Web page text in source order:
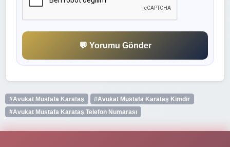
💬 Yorumu Gönder
#Avukat Mustafa Karataş
#Avukat Mustafa Karataş Kimdir
#Avukat Mustafa Karataş Telefon Numarası